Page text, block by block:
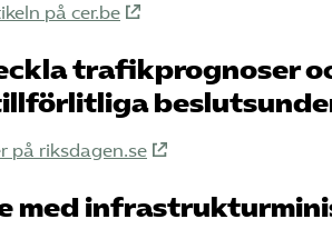
på cer.be
trafikprognoser
på riksdagen.se
med